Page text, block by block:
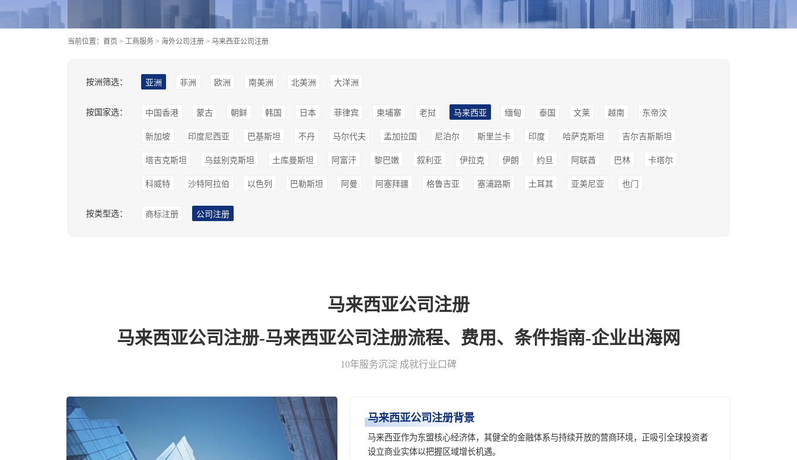
当前位置： 首页 > 工商服务 > 海外公司注册 > 马来西亚公司注册
按洲筛选： 亚洲 非洲 欧洲 南美洲 北美洲 大洋洲
按国家选： 中国香港 蒙古 朝鲜 韩国 日本 菲律宾 柬埔寨 老挝 马来西亚 缅甸 泰国 文莱 越南 东帝汶
新加坡 印度尼西亚 巴基斯坦 不丹 马尔代夫 孟加拉国 尼泊尔 斯里兰卡 印度 哈萨克斯坦 吉尔吉斯斯坦
塔吉克斯坦 乌兹别克斯坦 土库曼斯坦 阿富汗 黎巴嫩 叙利亚 伊拉克 伊朗 约旦 阿联酋 巴林 卡塔尔
科威特 沙特阿拉伯 以色列 巴勒斯坦 阿曼 阿塞拜疆 格鲁吉亚 塞浦路斯 土耳其 亚美尼亚 也门
按类型选： 商标注册 公司注册
马来西亚公司注册
马来西亚公司注册-马来西亚公司注册流程、费用、条件指南-企业出海网
10年服务沉淀 成就行业口碑
马来西亚公司注册背景
马来西亚作为东盟核心经济体，其健全的金融体系与持续开放的营商环境，正吸引全球投资者
设立商业实体以把握区域增长机遇。